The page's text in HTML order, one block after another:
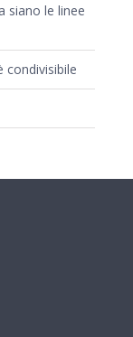
siano le linee
condivisibile